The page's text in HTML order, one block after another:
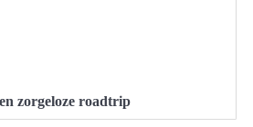
zorgeloze roadtrip